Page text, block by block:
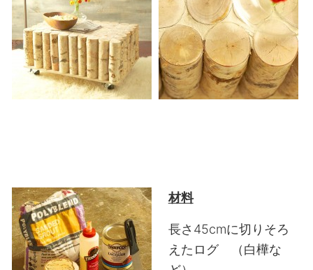
材料
長さ45cmに切りそろ
えたログ （白樺な